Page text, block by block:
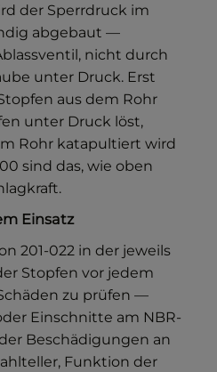
der Sperrdruck im
abgebaut —
nicht durch
unter Druck. Erst
aus dem Rohr
unter Druck löst,
Rohr katapultiert wird
sind das, wie oben
Einsatz
201-022 in der jeweils
Stopfen vor jedem
zu prüfen —
Einschnitte am NBR-
Beschädigungen an
Funktion der